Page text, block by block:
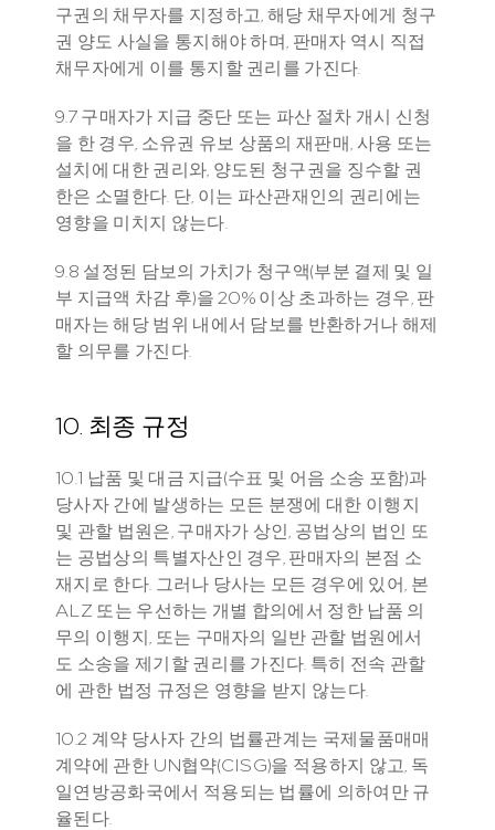
구권의 채무자를 지정하고, 해당 채무자에게 청구
권 양도 사실을 통지해야 하며, 판매자 역시 직접
채무자에게 이를 통지할 권리를 가진다.
9.7 구매자가 지급 중단 또는 파산 절차 개시 신청
을 한 경우, 소유권 유보 상품의 재판매, 사용 또는
설치에 대한 권리와, 양도된 청구권을 징수할 권
한은 소멸한다. 단, 이는 파산관재인의 권리에는
영향을 미치지 않는다.
9.8 설정된 담보의 가치가 청구액(부분 결제 및 일
부 지급액 차감 후)을 20% 이상 초과하는 경우, 판
매자는 해당 범위 내에서 담보를 반환하거나 해제
할 의무를 가진다.
10. 최종 규정
10.1 납품 및 대금 지급(수표 및 어음 소송 포함)과
당사자 간에 발생하는 모든 분쟁에 대한 이행지
및 관할 법원은, 구매자가 상인, 공법상의 법인 또
는 공법상의 특별자산인 경우, 판매자의 본점 소
재지로 한다. 그러나 당사는 모든 경우에 있어, 본
ALZ 또는 우선하는 개별 합의에서 정한 납품 의
무의 이행지, 또는 구매자의 일반 관할 법원에서
도 소송을 제기할 권리를 가진다. 특히 전속 관할
에 관한 법정 규정은 영향을 받지 않는다.
10.2 계약 당사자 간의 법률관계는 국제물품매매
계약에 관한 UN협약(CISG)을 적용하지 않고, 독
일연방공화국에서 적용되는 법률에 의하여만 규
율된다.